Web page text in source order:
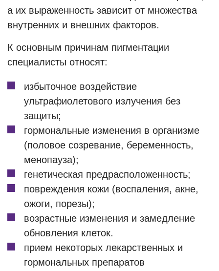
а их выраженность зависит от множества
внутренних и внешних факторов.
К основным причинам пигментации
специалисты относят:
избыточное воздействие
ультрафиолетового излучения без
защиты;
гормональные изменения в организме
(половое созревание, беременность,
менопауза);
генетическая предрасположенность;
повреждения кожи (воспаления, акне,
ожоги, порезы);
возрастные изменения и замедление
обновления клеток.
прием некоторых лекарственных и
гормональных препаратов